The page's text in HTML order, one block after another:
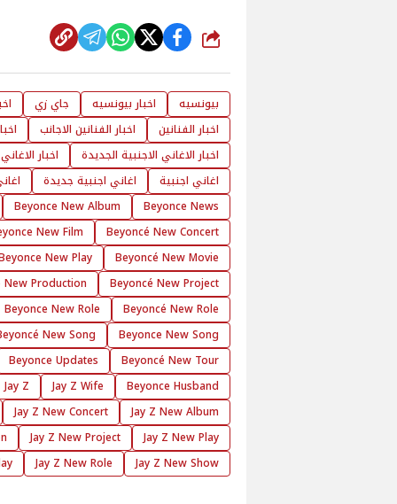
شارك
بيونسيه اخبار بيونسيه جاي زي
اخبار الفنانين
اخبار الفنانين الاجانب
اخبار الاغاني الاجنبية الجديدة
اخبار
اغاني اجنبية
اغاني اجنبية جديدة
Beyonce News
Beyonce New Album
Beyoncé New Concert
New Film
Beyoncé New Movie
New Play
Beyoncé New Project
New Production
Beyoncé New Role
Beyonce New Role
Beyonce New Song
New Song
Beyoncé New Tour
Beyonce Updates
Beyonce Husband
Jay Z Wife
Jay Z
Jay Z New Album
Jay Z New Concert
Jay Z New Play
Jay Z New Project
Jay Z New Show
Jay Z New Role